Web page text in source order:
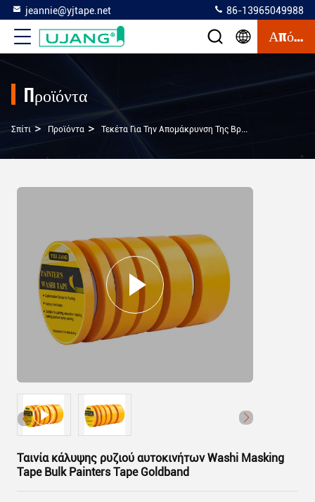
jeannie@yjtape.net 86-13965049988
Απόσπασμα
Προϊόντα
Σπίτι > Προϊόντα > Τεκέτα Για Την Απομάκρυνση Της Βροχής
Ταινία κάλυψης ρυζιού αυτοκινήτων Washi Masking
Tape Bulk Painters Tape Goldband